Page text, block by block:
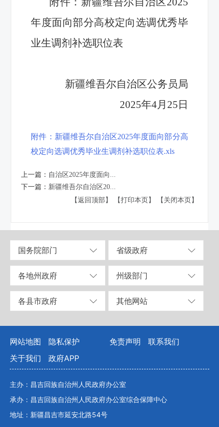
年度面向部分高校定向选调优秀毕
业生调剂补选职位表
新疆维吾尔自治区公务员局
2025年4月25日
附件：新疆维吾尔自治区2025年度面向部分高
校定向选调优秀毕业生调剂补选职位表.xls
上一篇： 自治区2025年度面向...
下一篇： 新疆维吾尔自治区20...
【返回顶部】
【打印本页】 【关闭本页】
国务院部门 省级政府
各地州政府 州级部门
各县市政府 其他网站
网站地图 隐私保护 免责声明
联系我们
关于我们
政府APP
主办：昌吉回族自治州人民政府办公室
承办：昌吉回族自治州人民政府办公室综合保障中心
地址：新疆昌吉市延安北路54号